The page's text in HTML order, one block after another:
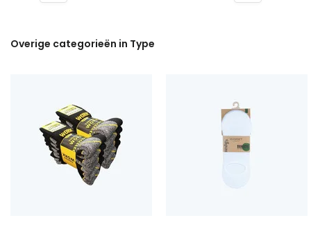
Overige categorieën in Type